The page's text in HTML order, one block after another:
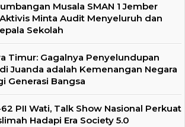
Musala SMAN 1 Jember
Minta Audit Menyeluruh dan
Sekolah
Timur: Gagalnya Penyelundupan
Juanda adalah Kemenangan Negara
Generasi Bangsa
PII Wati, Talk Show Nasional Perkuat
Hadapi Era Society 5.0